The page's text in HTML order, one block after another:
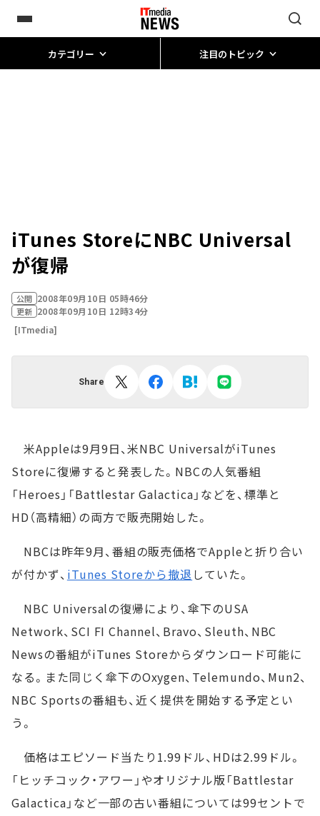
カテゴリー 注目のトピック
iTunes StoreにNBC Universal
が復帰
公開 2008年09月10日 05時46分
更新 2008年09月10日 12時34分
[ITmedia]
Share
米Appleは9月9日、米NBC UniversalがiTunes
Storeに復帰すると発表した。NBCの人気番組
「Heroes」「Battlestar Galactica」などを、標準と
HD（高精細）の両方で販売開始した。
NBCは昨年9月、番組の販売価格でAppleと折り合い
が付かず、 iTunes Storeから撤退 していた。
NBC Universalの復帰により、傘下のUSA
Network、SCI FI Channel、Bravo、Sleuth、NBC
Newsの番組がiTunes Storeからダウンロード可能に
なる。また同じく傘下のOxygen、Telemundo、Mun2、
NBC Sportsの番組も、近く提供を開始する予定とい
う。
価格はエピソード当たり1.99ドル、HDは2.99ドル。
「ヒッチコック・アワー」やオリジナル版「Battlestar
Galactica」など一部の古い番組については99セントで